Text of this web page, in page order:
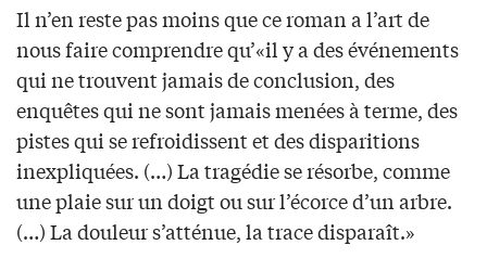
Il n’en reste pas moins que ce roman a l’art de
nous faire comprendre qu’«il y a des événements
qui ne trouvent jamais de conclusion, des
enquêtes qui ne sont jamais menées à terme, des
pistes qui se refroidissent et des disparitions
inexpliquées. (…) La tragédie se résorbe, comme
une plaie sur un doigt ou sur l’écorce d’un arbre.
(…) La douleur s’atténue, la trace disparaît.»